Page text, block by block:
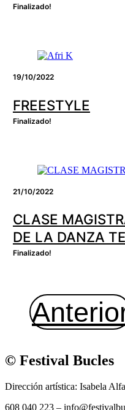
Finalizado!
19/10/2022
FREESTYLE
Finalizado!
21/10/2022
CLASE
DE LA DANZA
Finalizado!
© Festival Bucles
Dirección artística: Isabela
608 040 223 –